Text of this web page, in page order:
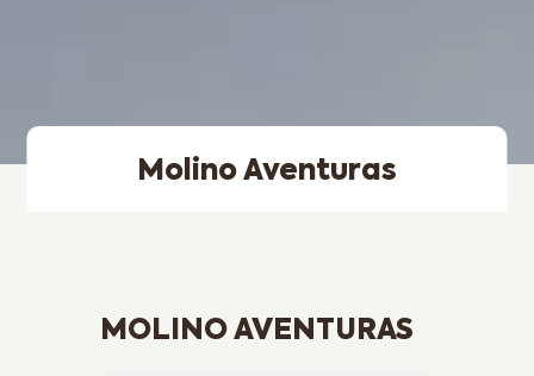
Molino Aventuras
MOLINO AVENTURAS